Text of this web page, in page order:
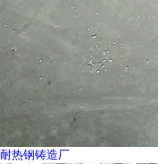
耐热钢铸造厂